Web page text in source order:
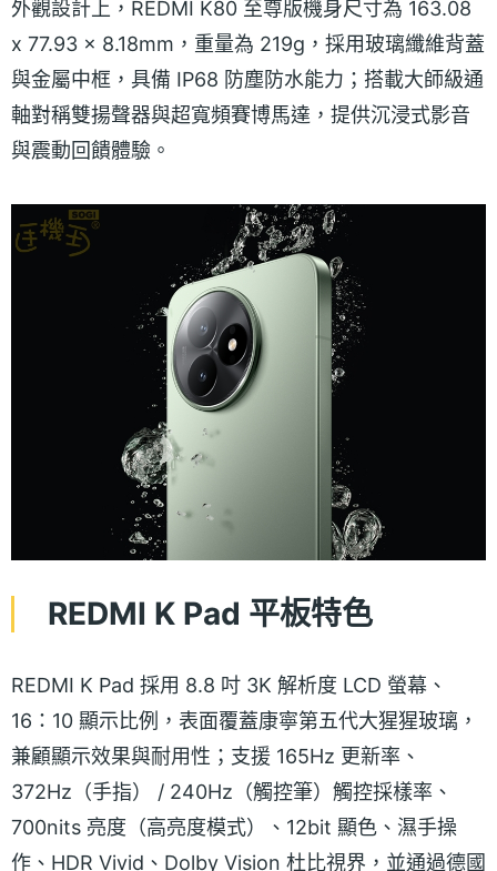
外觀設計上，REDMI K80 至尊版機身尺寸為 163.08
x 77.93 x 8.18mm，重量為 219g，採用玻璃纖維背蓋
與金屬中框，具備 IP68 防塵防水能力；搭載大師級通
軸對稱雙揚聲器與超寬頻賽博馬達，提供沉浸式影音
與震動回饋體驗。
REDMI K Pad 平板特色
REDMI K Pad 採用 8.8 吋 3K 解析度 LCD 螢幕、
16：10 顯示比例，表面覆蓋康寧第五代大猩猩玻璃，
兼顧顯示效果與耐用性；支援 165Hz 更新率、
372Hz（手指） / 240Hz（觸控筆）觸控採樣率、
700nits 亮度（高亮度模式）、12bit 顯色、濕手操
作、HDR Vivid、Dolby Vision 杜比視界，並通過德國